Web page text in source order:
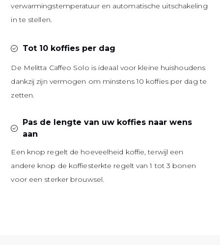
verwarmingstemperatuur en automatische uitschakeling
in te stellen.
Tot 10 koffies per dag
De Melitta Caffeo Solo is ideaal voor kleine huishoudens
dankzij zijn vermogen om minstens 10 koffies per dag te
zetten.
Pas de lengte van uw koffies naar wens
aan
Een knop regelt de hoeveelheid koffie, terwijl een
andere knop de koffiesterkte regelt van 1 tot 3 bonen
voor een sterker brouwsel.